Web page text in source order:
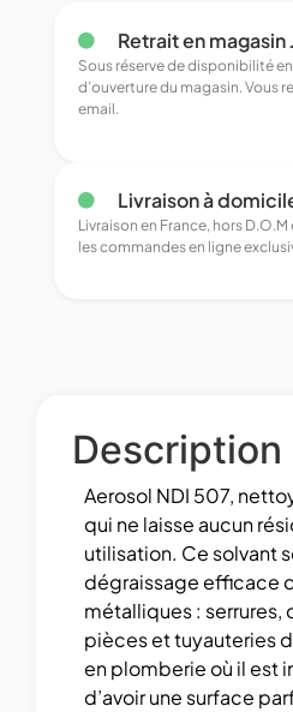
Retrait en magasin
Sous réserve de disponibilité
d’ouverture du magasin. Vous
email.
Livraison à
Livraison en France, hors
les commandes en ligne
Description
Aerosol NDI 507,
qui ne laisse aucun
utilisation. Ce solvant
dégraissage efficace
métalliques : serrures,
pièces et tuyauteries
en plomberie où il est
d’avoir une surface